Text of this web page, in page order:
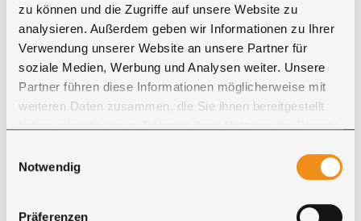
zu können und die Zugriffe auf unsere Website zu
analysieren. Außerdem geben wir Informationen zu Ihrer
Verwendung unserer Website an unsere Partner für
soziale Medien, Werbung und Analysen weiter. Unsere
Partner führen diese Informationen möglicherweise mit
weiteren Daten zusammen, die Sie ihnen bereitgestellt
Cookies, wenn Sie unsere Webseite weiterhin nutzen.
Notwendig
Präferenzen
Luise B.
„Wir sind sehr zufrieden mit dem neuen
Tisch. Er passt wunderbar zu unseren
restlichen Möbeln.“
Hans H.